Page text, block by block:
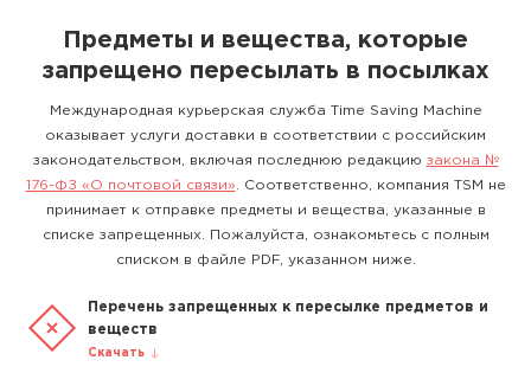
Предметы и вещества, которые
запрещено пересылать в посылках
Международная курьерская служба Time Saving Machine
оказывает услуги доставки в соответствии с российским
законодательством, включая последнюю редакцию закона №
176-ФЗ «О почтовой связи» . Соответственно, компания TSM не
принимает к отправке предметы и вещества, указанные в
списке запрещенных. Пожалуйста, ознакомьтесь с полным
списком в файле PDF, указанном ниже.
Перечень запрещенных к пересылке предметов и
веществ
Скачать